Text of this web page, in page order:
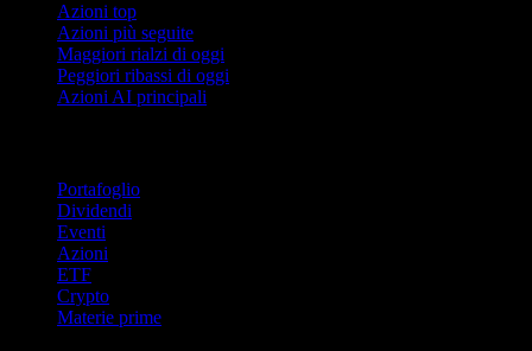
Azioni top
Azioni più seguite
Maggiori rialzi di oggi
Peggiori ribassi di oggi
Azioni AI principali
Portafoglio
Dividendi
Eventi
Azioni
ETF
Crypto
Materie prime